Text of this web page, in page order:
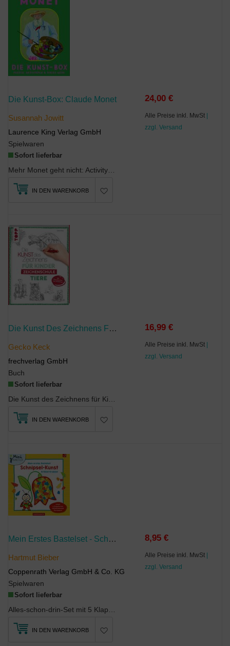
Die Kunst-Box: Claude Monet
Susannah Jowitt
Laurence King Verlag GmbH
Spielwaren
Sofort lieferbar
24,00 €
Alle Preise inkl. MwSt |
zzgl. Versand
IN DEN WARENKORB
Die Kunst Des Zeichnens Für Kinder Zeichenschule - Tiere
Gecko Keck
frechverlag GmbH
Buch
Sofort lieferbar
16,99 €
Alle Preise inkl. MwSt |
zzgl. Versand
IN DEN WARENKORB
Mein Erstes Bastelset - Schnipsel-Kunst: Kribbel-Krabbel
Hartmut Bieber
Coppenrath Verlag GmbH & Co. KG
Spielwaren
Sofort lieferbar
8,95 €
Alle Preise inkl. MwSt |
zzgl. Versand
IN DEN WARENKORB